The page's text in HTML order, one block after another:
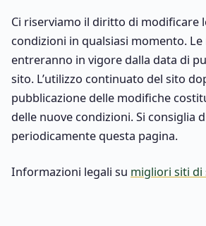
Ci riserviamo il diritto di modificare
condizioni in qualsiasi momento.
entreranno in vigore dalla data di
sito. L’utilizzo continuato del sito
pubblicazione delle modifiche
delle nuove condizioni. Si consiglia
periodicamente questa pagina.
Informazioni legali su migliori siti di